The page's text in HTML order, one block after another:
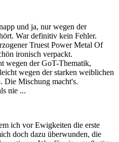
und ja, nur wegen der
War definitiv kein Fehler.
Truest Power Metal Of
ironisch verpackt.
der GoT-Thematik,
wegen der starken weiblichen
Die Mischung macht's.
nie ...
ich vor Ewigkeiten die erste
doch dazu überwunden, die